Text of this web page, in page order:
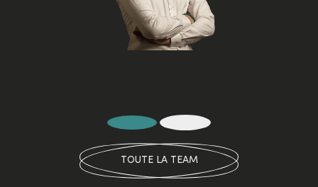
TOUTE LA TEAM